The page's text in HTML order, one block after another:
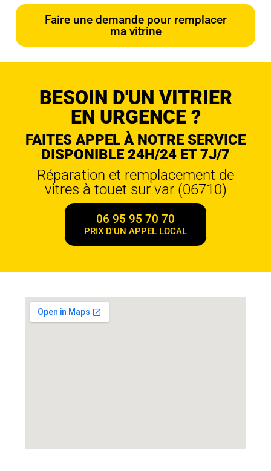
Faire une demande pour remplacer
ma vitrine
BESOIN D'UN VITRIER
EN URGENCE ?
FAITES APPEL À NOTRE SERVICE
DISPONIBLE 24H/24 ET 7J/7
Réparation et remplacement de
vitres à touet sur var (06710)
06 95 95 70 70
PRIX D'UN APPEL LOCAL